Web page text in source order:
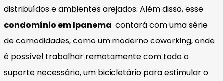
distribuídos e ambientes arejados. Além disso, esse
condomínio em Ipanema contará com uma série
de comodidades, como um moderno coworking, onde
é possível trabalhar remotamente com todo o
suporte necessário, um bicicletário para estimular o